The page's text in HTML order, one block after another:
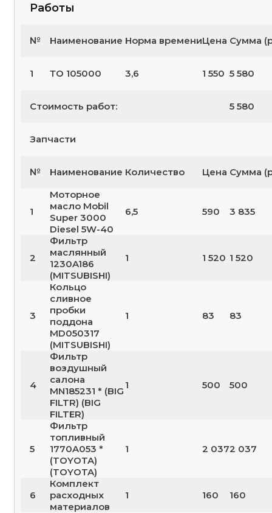
Работы
№ Наименование Норма времениЦена Сумма
1 ТО 105000 3,6 1 550 5 580
Стоимость работ: 5 580
Запчасти
№ Наименование Количество Цена Сумма
1
Моторное
масло Mobil
Super 3000
Diesel 5W-40
6,5 590 3 835
2
Фильтр
маслянный
1230A186
(MITSUBISHI)
1 1 520 1 520
3
Кольцо
сливное
пробки
поддона
MD050317
(MITSUBISHI)
1 83 83
4
Фильтр
воздушный
салона
MN185231 * (BIG
FILTR) (BIG
FILTER)
1 500 500
5
Фильтр
топливный
1770A053 *
(TOYOTA)
(TOYOTA)
1 2 0372 037
6
Комплект
расходных
материалов
1 160 160